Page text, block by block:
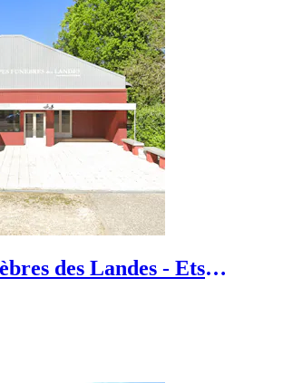
des Landes - Ets